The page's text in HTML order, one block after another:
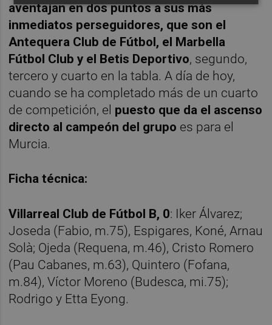
aventajan en dos puntos a sus más
inmediatos perseguidores, que son el
Antequera Club de Fútbol, el Marbella
Fútbol Club y el Betis Deportivo, segundo,
tercero y cuarto en la tabla. A día de hoy,
cuando se ha completado más de un cuarto
de competición, el puesto que da el ascenso
directo al campeón del grupo es para el
Murcia.
Ficha técnica:
Villarreal Club de Fútbol B, 0: Iker Álvarez;
Joseda (Fabio, m.75), Espigares, Koné, Arnau
Solà; Ojeda (Requena, m.46), Cristo Romero
(Pau Cabanes, m.63), Quintero (Fofana,
m.84), Víctor Moreno (Budesca, mi.75);
Rodrigo y Etta Eyong.